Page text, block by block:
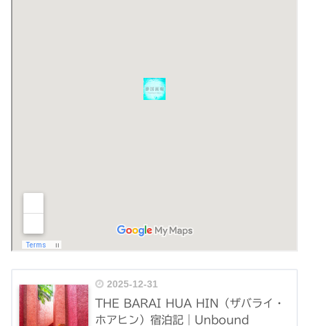
2025-12-31
THE BARAI HUA HIN（ザバライ・
ホアヒン）宿泊記｜Unbound